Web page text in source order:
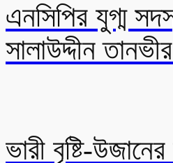
এনসিপির যুগ্ম
সালাউদ্দীন
ভারী বৃষ্টি-